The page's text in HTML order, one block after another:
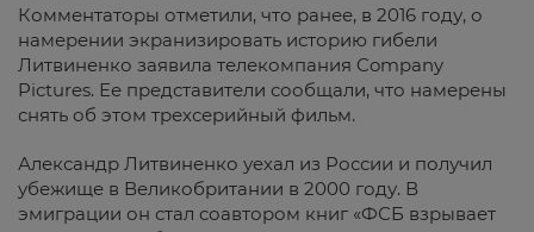
Комментаторы отметили, что ранее, в 2016 году, о
намерении экранизировать историю гибели
Литвиненко заявила телекомпания Company
Pictures. Ее представители сообщали, что намерены
снять об этом трехсерийный фильм.
Александр Литвиненко уехал из России и получил
убежище в Великобритании в 2000 году. В
эмиграции он стал соавтором книг «ФСБ взрывает